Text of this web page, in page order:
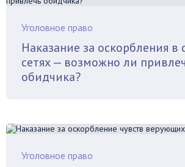
Уголовное право
Наказание за оскорбления в
сетях — возможно ли
обидчика?
Уголовное право